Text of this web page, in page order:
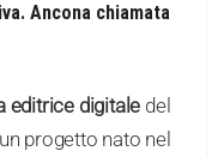
Ancona chiamata
editrice digitale del
progetto nato nel